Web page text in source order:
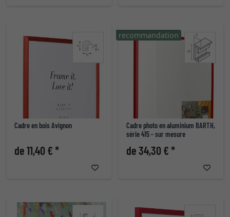
Cadre en bois Avignon
de 11,40 € *
Cadre photo en aluminium BARTH,
série 415 - sur mesure
de 34,30 € *
recommandation